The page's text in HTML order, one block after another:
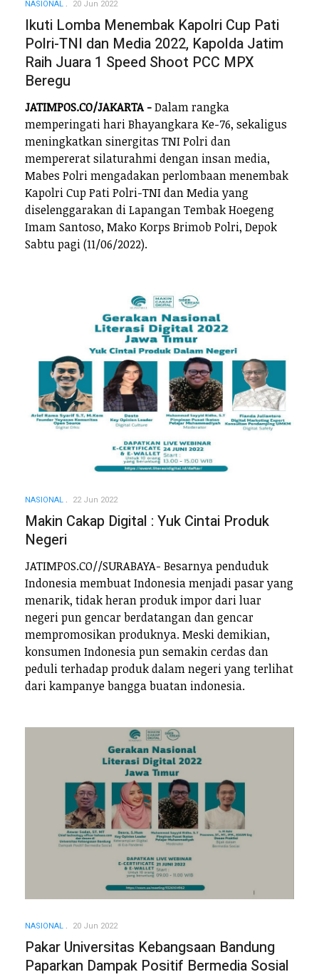
NASIONAL 20 Jun 2022
Ikuti Lomba Menembak Kapolri Cup Pati
Polri-TNI dan Media 2022, Kapolda Jatim
Raih Juara 1 Speed Shoot PCC MPX
Beregu
JATIMPOS.CO/JAKARTA -Dalam rangka
memperingati hari Bhayangkara Ke-76, sekaligus
meningkatkan sinergitas TNI Polri dan
mempererat silaturahmi dengan insan media,
Mabes Polri mengadakan perlombaan menembak
Kapolri Cup Pati Polri-TNI dan Media yang
diselenggarakan di Lapangan Tembak Hoegeng
Imam Santoso, Mako Korps Brimob Polri, Depok
Sabtu pagi (11/06/2022).
NASIONAL 22 Jun 2022
Makin Cakap Digital : Yuk Cintai Produk
Negeri
JATIMPOS.CO//SURABAYA- Besarnya penduduk
Indonesia membuat Indonesia menjadi pasar yang
menarik, tidak heran produk impor dari luar
negeri pun gencar berdatangan dan gencar
mempromosikan produknya. Meski demikian,
konsumen Indonesia pun semakin cerdas dan
peduli terhadap produk dalam negeri yang terlihat
dari kampanye bangga buatan indonesia.
NASIONAL 20 Jun 2022
Pakar Universitas Kebangsaan Bandung
Paparkan Dampak Positif Bermedia Sosial